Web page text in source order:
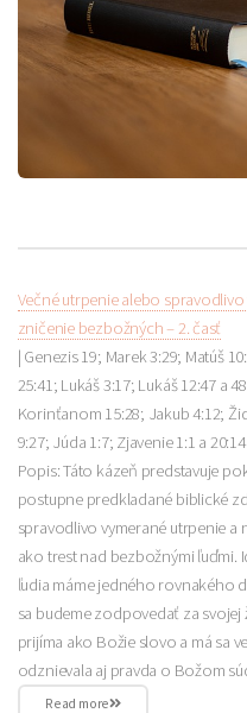
Večné utrpenie alebo
zničenie bezbožných – 2. časť
| Genezis 19; Marek 3:29; Matúš
25:41; Lukáš 3:17; Lukáš 12:47 a
Korinťanom 15:28; Jakub 4:12;
9:27; Júda 1:7; Zjavenie 1:1 a 20:14
Popis: Táto kázeň predstavuje
postupne predkladané biblické
spravodlivo vymerané utrpenie
ako trest nad bezbožnými ľuďmi.
ľudia máme jedného rovnakého
sa budeme zodpovedať za svojej
prijíma ako Božie slovo a má sa
odznievala aj pravda o Božom
Read more